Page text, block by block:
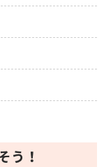
う！